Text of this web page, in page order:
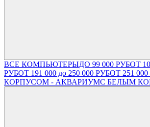
ВСЕ КОМПЬЮТЕРЫДО 99 000 РУБОТ
РУБОТ 191 000 до 250 000 РУБОТ 251
КОРПУСОМ - АКВАРИУМС БЕЛЫМ